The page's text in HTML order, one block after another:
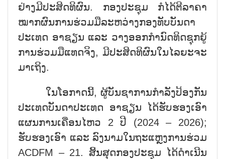
ຢ່າງມີປະສິດທິຜົນ. ກອງປະຊຸມ ກໍໄດ້ຕີລາຄາ
ໝາກຜົນການຮ່ວມມືລະຫວ່າງກອງທັບບັນດາ
ປະເທດ ອາຊຽນ ແລະ ວາງອອກກຳນົດທິດຊຸກຍູ້
ການຮ່ວມມືແທດຈິງ, ມີປະສິດທິຜົນໃນໄລຍະຈະ
ມາເຖິງ.
ໃນໂອກາດນີ້, ຜູ້ບັນຊາການກຳລັງປ້ອງກັນ
ປະເທດບັນດາປະເທດ ອາຊຽນ ໄດ້ຮັບຮອງເອົາ
ແຜນການເຄື່ອນໄຫວ 2 ປີ (2024 – 2026);
ຮັບຮອງເອົາ ແລະ ລົງນາມໃນຖະແຫຼງການຮ່ວມ
ACDFM – 21. ສິ້ນສຸດກອງປະຊຸມ ໄດ້ດຳເນີນ